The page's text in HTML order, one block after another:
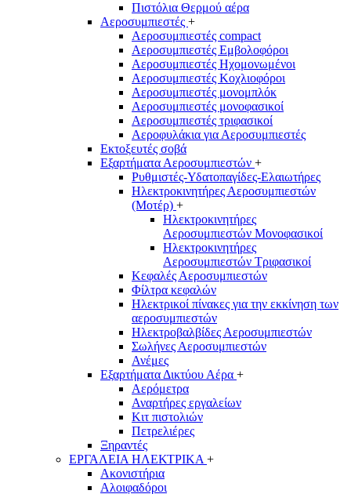
Πιστόλια Θερμού αέρα
Αεροσυμπιεστές +
Αεροσυμπιεστές compact
Αεροσυμπιεστές Εμβολοφόροι
Αεροσυμπιεστές Ηχομονωμένοι
Αεροσυμπιεστές Κοχλιοφόροι
Αεροσυμπιεστές μονομπλόκ
Αεροσυμπιεστές μονοφασικοί
Αεροσυμπιεστές τριφασικοί
Αεροφυλάκια για Αεροσυμπιεστές
Εκτοξευτές σοβά
Εξαρτήματα Αεροσυμπιεστών +
Ρυθμιστές-Υδατοπαγίδες-Ελαιωτήρες
Ηλεκτροκινητήρες Αεροσυμπιεστών
(Μοτέρ) +
Ηλεκτροκινητήρες
Αεροσυμπιεστών Μονοφασικοί
Ηλεκτροκινητήρες
Αεροσυμπιεστών Τριφασικοί
Κεφαλές Αεροσυμπιεστών
Φίλτρα κεφαλών
Ηλεκτρικοί πίνακες για την εκκίνηση των
αεροσυμπιεστών
Ηλεκτροβαλβίδες Αεροσυμπιεστών
Σωλήνες Αεροσυμπιεστών
Ανέμες
Εξαρτήματα Δικτύου Αέρα +
Αερόμετρα
Αναρτήρες εργαλείων
Κιτ πιστολιών
Πετρελιέρες
Ξηραντές
ΕΡΓΑΛΕΙΑ ΗΛΕΚΤΡΙΚΑ +
Ακονιστήρια
Αλοιφαδόροι